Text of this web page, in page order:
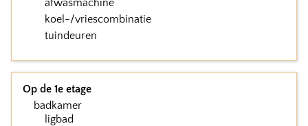
afwasmachine
koel-/vriescombinatie
tuindeuren
Op de 1e etage
badkamer
ligbad